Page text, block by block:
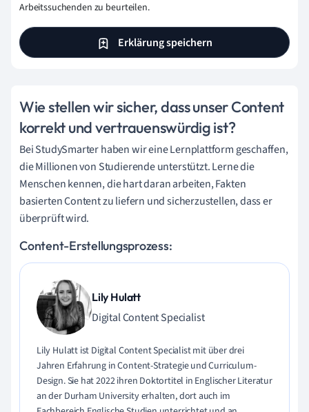
Arbeitssuchenden zu beurteilen.
Erklärung speichern
Wie stellen wir sicher, dass unser Content
korrekt und vertrauenswürdig ist?
Bei StudySmarter haben wir eine Lernplattform geschaffen,
die Millionen von Studierende unterstützt. Lerne die
Menschen kennen, die hart daran arbeiten, Fakten
basierten Content zu liefern und sicherzustellen, dass er
überprüft wird.
Content-Erstellungsprozess:
Lily Hulatt
Digital Content Specialist
Lily Hulatt ist Digital Content Specialist mit über drei
Jahren Erfahrung in Content-Strategie und Curriculum-
Design. Sie hat 2022 ihren Doktortitel in Englischer Literatur
an der Durham University erhalten, dort auch im